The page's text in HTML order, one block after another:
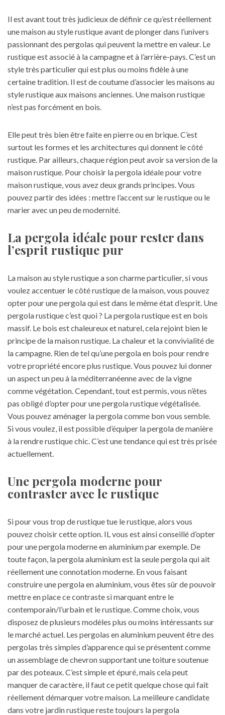
Il est avant tout très judicieux de définir ce qu’est réellement
une maison au style rustique avant de plonger dans l’univers
passionnant des pergolas qui peuvent la mettre en valeur. Le
rustique est associé à la campagne et à l’arrière-pays. C’est un
style très particulier qui est plus ou moins fidèle à une
certaine tradition. Il est de coutume d’associer les maisons au
style rustique aux maisons anciennes. Une maison rustique
n’est pas forcément en bois.
Elle peut très bien être faite en pierre ou en brique. C’est
surtout les formes et les architectures qui donnent le côté
rustique. Par ailleurs, chaque région peut avoir sa version de la
maison rustique. Pour choisir la pergola idéale pour votre
maison rustique, vous avez deux grands principes. Vous
pouvez partir des idées : mettre l’accent sur le rustique ou le
marier avec un peu de modernité.
La pergola idéale pour rester dans
l’esprit rustique pur
La maison au style rustique a son charme particulier, si vous
voulez accentuer le côté rustique de la maison, vous pouvez
opter pour une pergola qui est dans le même état d’esprit. Une
pergola rustique c’est quoi ? La pergola rustique est en bois
massif. Le bois est chaleureux et naturel, cela rejoint bien le
principe de la maison rustique. La chaleur et la convivialité de
la campagne. Rien de tel qu’une pergola en bois pour rendre
votre propriété encore plus rustique. Vous pouvez lui donner
un aspect un peu à la méditerranéenne avec de la vigne
comme végétation. Cependant, tout est permis, vous n’êtes
pas obligé d’opter pour une pergola rustique végétalisée.
Vous pouvez aménager la pergola comme bon vous semble.
Si vous voulez, il est possible d’équiper la pergola de manière
à la rendre rustique chic. C’est une tendance qui est très prisée
actuellement.
Une pergola moderne pour
contraster avec le rustique
Si pour vous trop de rustique tue le rustique, alors vous
pouvez choisir cette option. IL vous est ainsi conseillé d’opter
pour une pergola moderne en aluminium par exemple. De
toute façon, la pergola aluminium est la seule pergola qui ait
réellement une connotation moderne. En vous faisant
construire une pergola en aluminium, vous êtes sûr de pouvoir
mettre en place ce contraste si marquant entre le
contemporain/l’urbain et le rustique. Comme choix, vous
disposez de plusieurs modèles plus ou moins intéressants sur
le marché actuel. Les pergolas en aluminium peuvent être des
pergolas très simples d’apparence qui se présentent comme
un assemblage de chevron supportant une toiture soutenue
par des poteaux. C’est simple et épuré, mais cela peut
manquer de caractère, il faut ce petit quelque chose qui fait
réellement démarquer votre maison. La meilleure candidate
dans votre jardin rustique reste toujours la pergola